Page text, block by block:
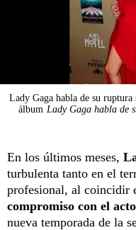
Lady Gaga habla de su
álbum Lady Gaga habla de
En los últimos meses,
turbulenta tanto en el
profesional, al coincidir
compromiso con el
nueva temporada de la